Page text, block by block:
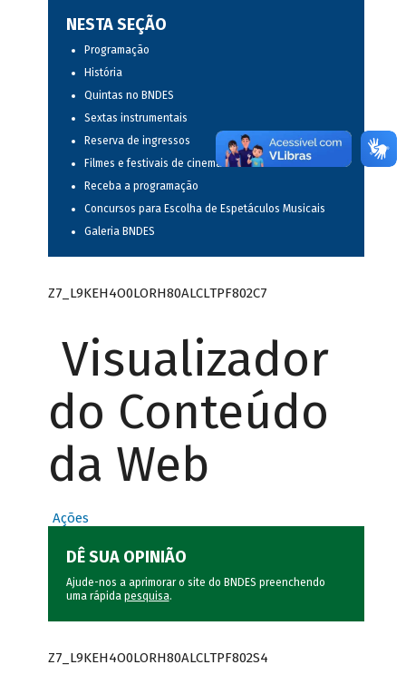
NESTA SEÇÃO
Programação
História
Quintas no BNDES
Sextas instrumentais
Reserva de ingressos
Filmes e festivais de cinema
Receba a programação
Concursos para Escolha de Espetáculos Musicais
Galeria BNDES
Z7_L9KEH4O0LORH80ALCLTPF802C7
Visualizador
do Conteúdo
da Web
Ações
DÊ SUA OPINIÃO
Ajude-nos a aprimorar o site do BNDES preenchendo
uma rápida pesquisa.
Z7_L9KEH4O0LORH80ALCLTPF802S4